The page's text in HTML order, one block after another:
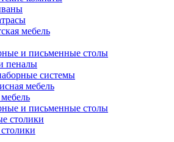
мебель
и письменные столы
пеналы
системы
мебель
и письменные столы
столики